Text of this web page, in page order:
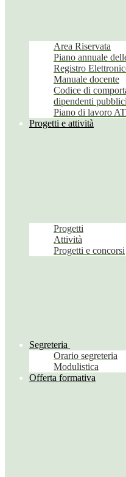
Area Riservata
Piano annuale
Registro
Manuale docente
Codice di
dipendenti pubblici
Piano di lavoro
Progetti e attività
Progetti
Attività
Progetti e concorsi
Segreteria
Orario segreteria
Modulistica
Offerta formativa